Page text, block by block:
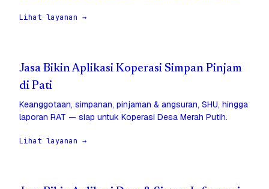
Lihat layanan →
Jasa Bikin Aplikasi Koperasi Simpan Pinjam
di Pati
Keanggotaan, simpanan, pinjaman & angsuran, SHU, hingga
laporan RAT — siap untuk Koperasi Desa Merah Putih.
Lihat layanan →